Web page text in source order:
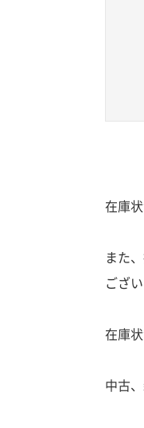
在庫
また
ござ
在庫
中古